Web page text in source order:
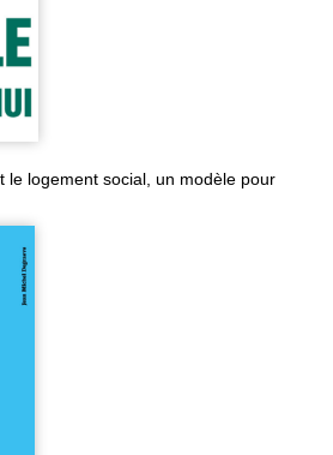
le logement social, un modèle pour